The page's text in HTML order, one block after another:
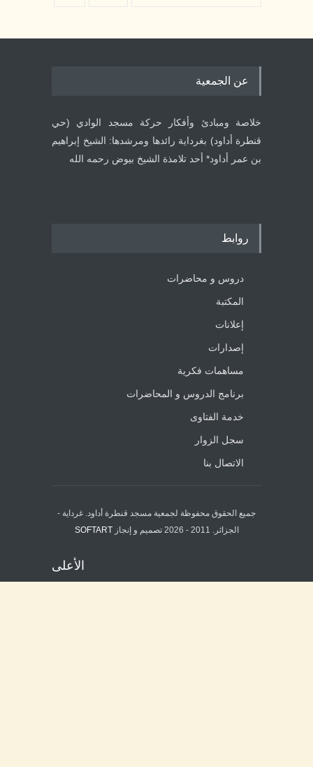
عن الجمعية
خلاصة ومبادئ وأفكار حركة مسجد الوادي (حي
قنطرة أداود) بغرداية رائدها ومرشدها: الشيخ إبراهيم
بن عمر أداود* أحد تلامذة الشيخ بيوض رحمه الله
روابط
دروس و محاضرات
المكتبة
إعلانات
إصدارات
مساهمات فكرية
برنامج الدروس و المحاضرات
خدمة الفتاوى
سجل الزوار
الاتصال بنا
جميع الحقوق محفوظة لجمعية مسجد قنطرة أداود. غرداية -
الجزائر. 2011 - 2026 تصميم و إنجاز
SOFTART
الأعلى